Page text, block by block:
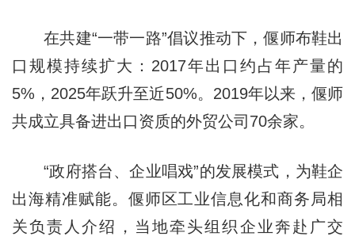
在共建“一带一路”倡议推动下，偃师布鞋出
口规模持续扩大：2017年出口约占年产量的
5%，2025年跃升至近50%。2019年以来，偃师
共成立具备进出口资质的外贸公司70余家。
“政府搭台、企业唱戏”的发展模式，为鞋企
出海精准赋能。偃师区工业信息化和商务局相
关负责人介绍，当地牵头组织企业奔赴广交